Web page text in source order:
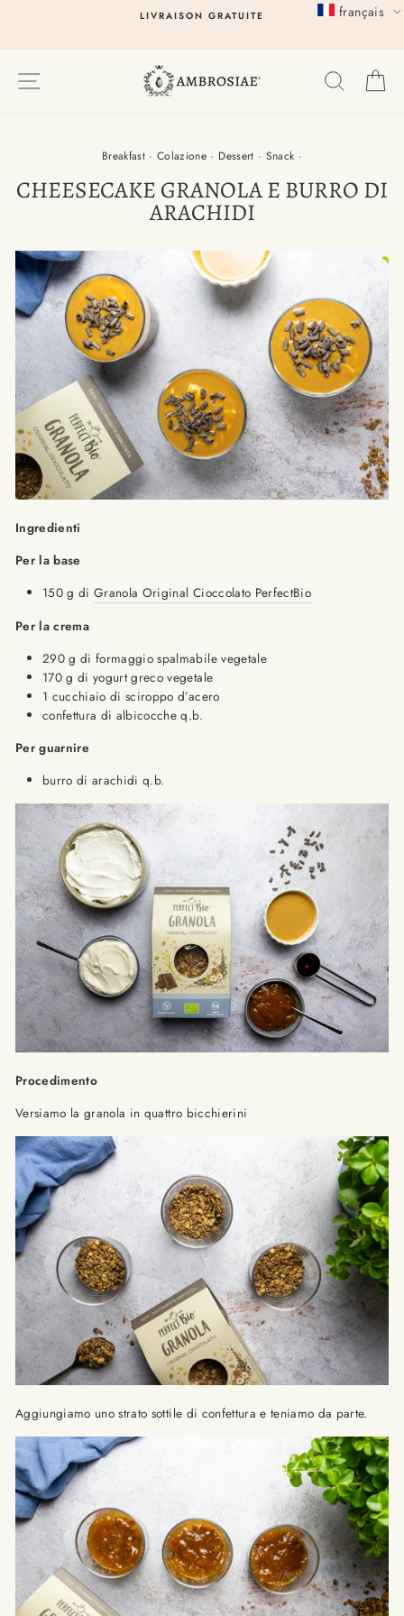
LIVRAISON GRATUITE
Breakfast ·Colazione · Dessert · Snack ·
CHEESECAKE GRANOLA E BURRO DI
ARACHIDI
Ingredienti
Per la base
150 g diGranola Original Cioccolato PerfectBio
Per la crema
290 g di formaggio spalmabile vegetale
170 g di yogurt greco vegetale
1 cucchiaio di sciroppo d’acero
confettura di albicocche q.b.
Per guarnire
burro di arachidi q.b.
Procedimento
Versiamo la granola in quattro bicchierini
Aggiungiamo uno strato sottile di confettura e teniamo da parte.
français